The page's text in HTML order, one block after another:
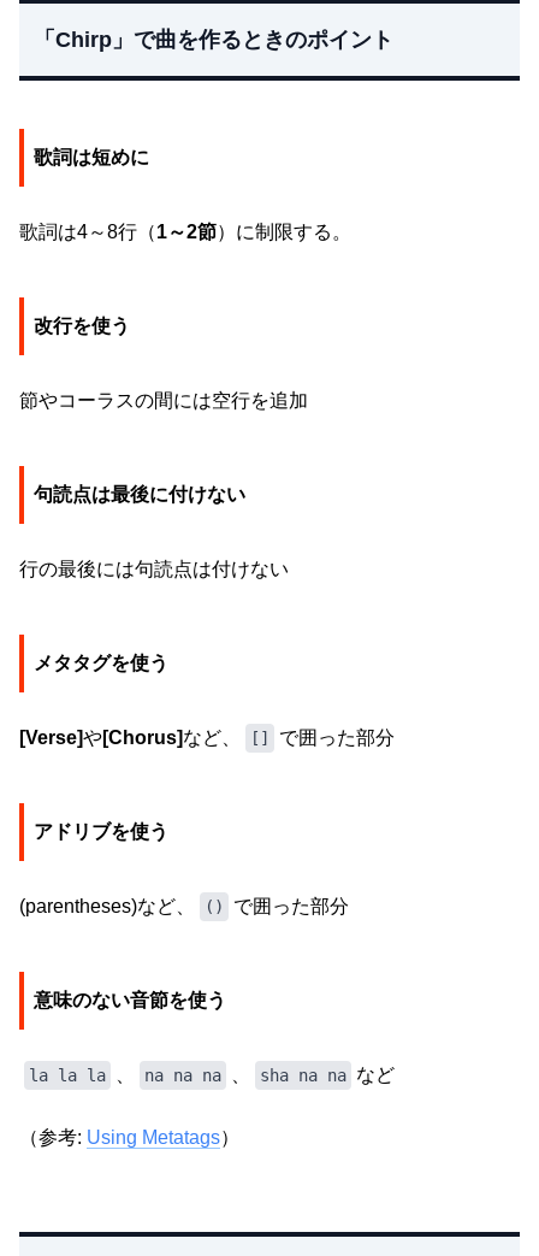
「Chirp」で曲を作るときのポイント
歌詞は短めに
歌詞は4～8行（1～2節）に制限する。
改行を使う
節やコーラスの間には空行を追加
句読点は最後に付けない
行の最後には句読点は付けない
メタタグを使う
[Verse]や[Chorus]など、 [] で囲った部分
アドリブを使う
(parentheses)など、 () で囲った部分
意味のない音節を使う
la la la na na na sha na na など
（参考: Using Metatags）